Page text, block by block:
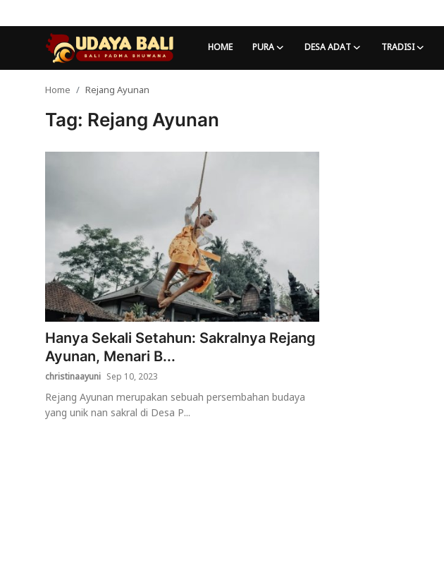
HOME PURA DESA ADAT TRADISI
Desa Adat
Usadha
Indonesia
Home Rejang Ayunan
Tag: Rejang Ayunan
Hanya Sekali Setahun: Sakralnya Rejang
Ayunan, Menari B...
christinaayuni Sep 10, 2023
Rejang Ayunan merupakan sebuah persembahan budaya
yang unik nan sakral di Desa P...